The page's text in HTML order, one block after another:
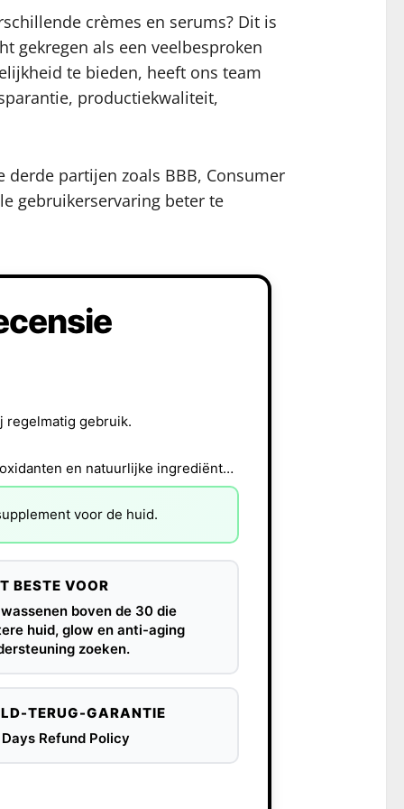
crèmes en serums? Dit is
gekregen als een veelbesproken
te bieden, heeft ons team
productiekwaliteit,
partijen zoals BBB, Consumer
gebruikerservaring beter te
regelmatig gebruik.
Ondersteunt huidgezondheid en uitstraling met antioxidanten en natuurlijke ingrediënten.
voor de huid.
BESTE VOOR
boven de 30 die
huid, glow en anti-aging
zoeken.
TERUG-GARANTIE
Refund Policy